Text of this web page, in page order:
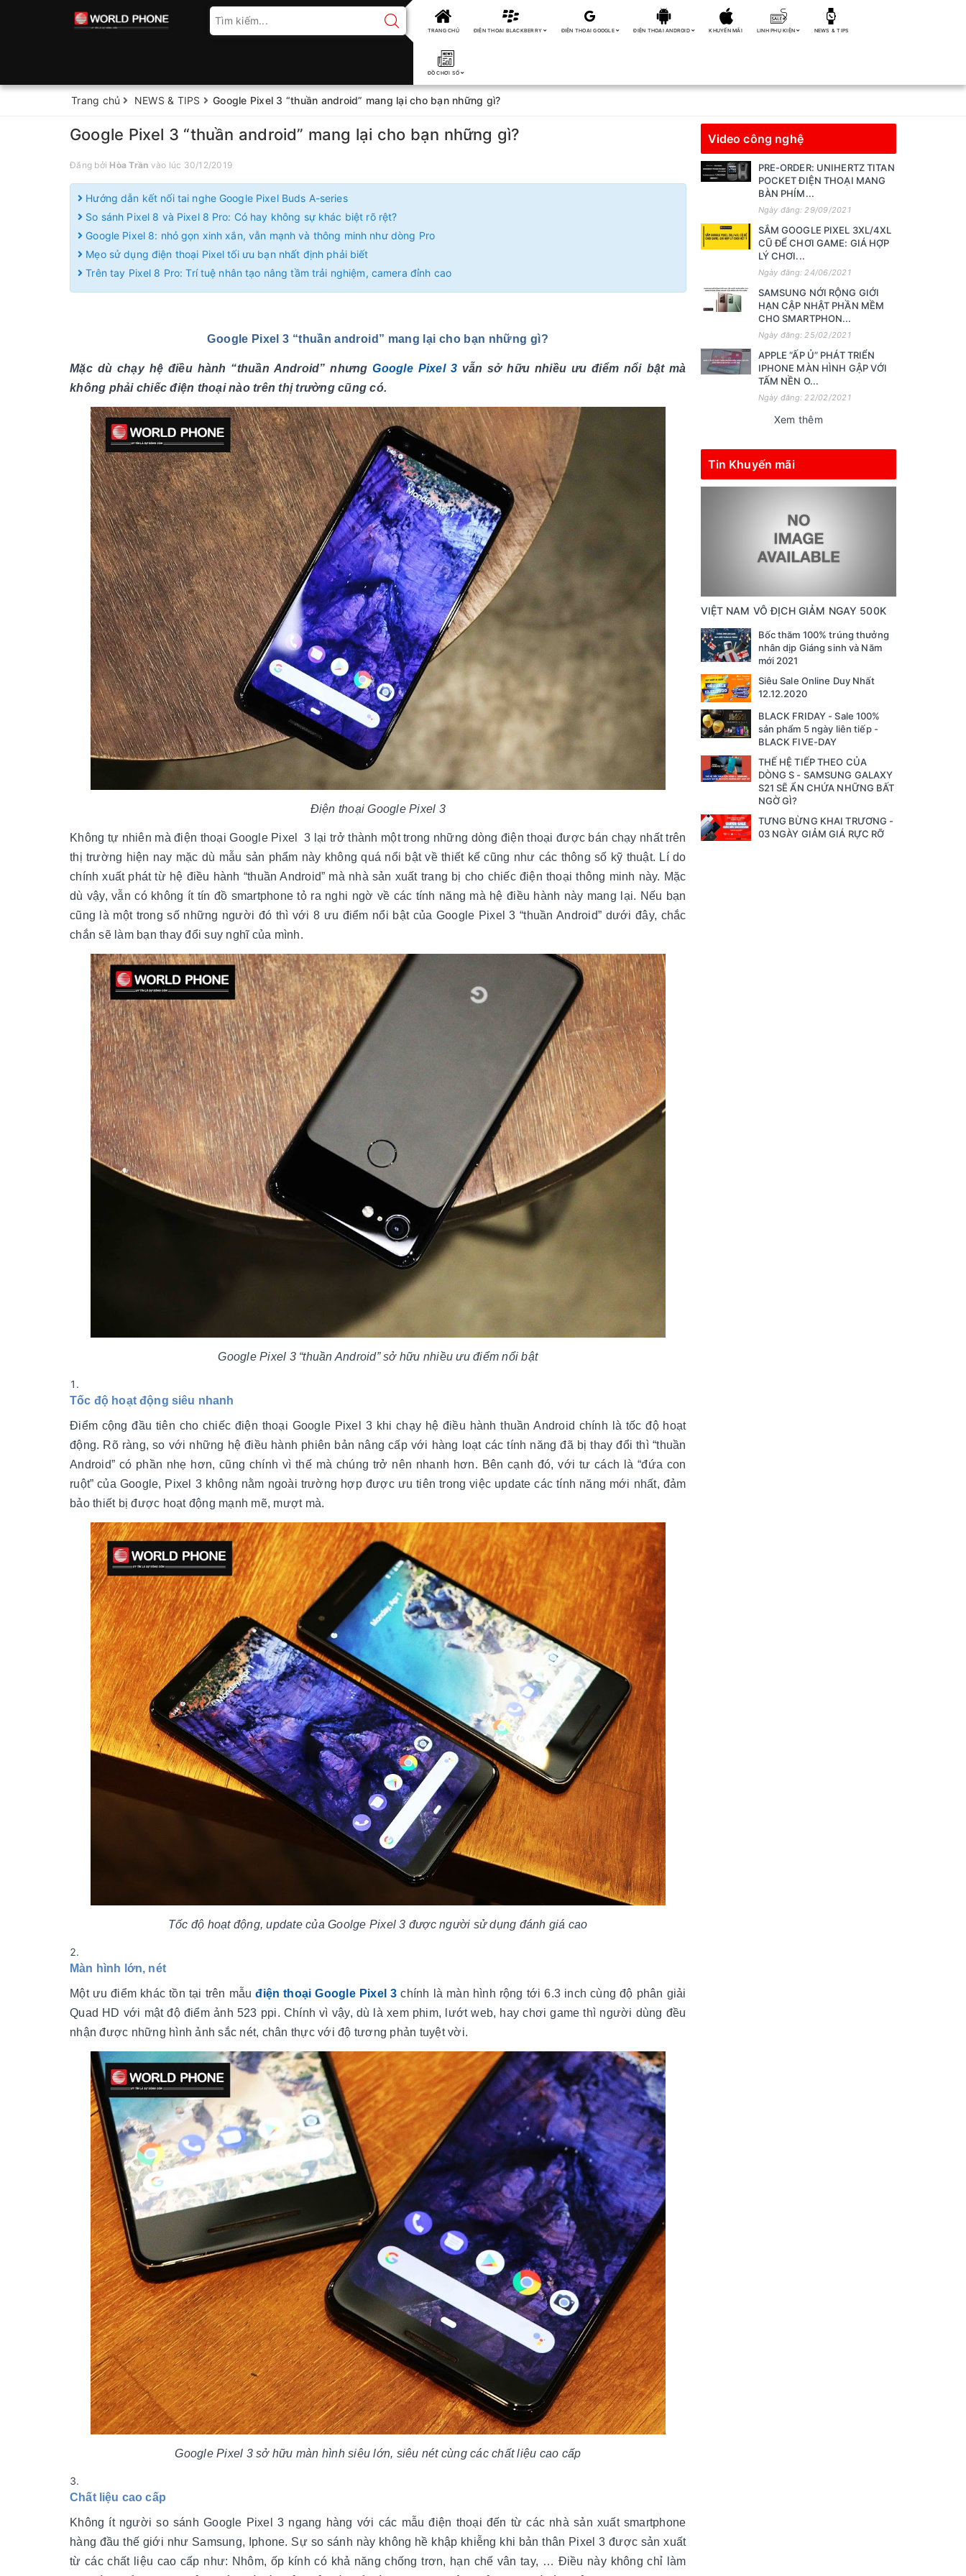
TRANG CHỦ ĐIỆN THOẠI BLACKBERRY ĐIỆN THOẠI GOOGLE ĐIỆN THOẠI ANDROID KHUYẾN MÃI LINH PHỤ KIỆN NEWS & TIPS
ĐỒ CHƠI SỐ
Trang chủ NEWS & TIPS Google Pixel 3 “thuần android” mang lại cho bạn những gì?
Google Pixel 3 “thuần android” mang lại cho bạn những gì?
Đăng bởi Hòa Trần vào lúc 30/12/2019
Hướng dẫn kết nối tai nghe Google Pixel Buds A-series
So sánh Pixel 8 và Pixel 8 Pro: Có hay không sự khác biệt rõ rệt?
Google Pixel 8: nhỏ gọn xinh xắn, vẫn mạnh và thông minh như dòng Pro
Mẹo sử dụng điện thoại Pixel tối ưu bạn nhất định phải biết
Trên tay Pixel 8 Pro: Trí tuệ nhân tạo nâng tầm trải nghiệm, camera đỉnh cao
Google Pixel 3 “thuần android” mang lại cho bạn những gì?
Mặc dù chạy hệ điều hành “thuần Android” nhưngGoogle Pixel 3vẫn sở hữu nhiều ưu điểm nổi bật mà
không phải chiếc điện thoại nào trên thị trường cũng có.
Điện thoại Google Pixel 3
Không tự nhiên mà điện thoại Google Pixel 3 lại trở thành một trong những dòng điện thoại được bán chạy nhất trên
thị trường hiện nay mặc dù mẫu sản phẩm này không quá nổi bật về thiết kế cũng như các thông số kỹ thuật. Lí do
chính xuất phát từ hệ điều hành “thuần Android” mà nhà sản xuất trang bị cho chiếc điện thoại thông minh này. Mặc
dù vậy, vẫn có không ít tín đồ smartphone tỏ ra nghi ngờ về các tính năng mà hệ điều hành này mang lại. Nếu bạn
cũng là một trong số những người đó thì với 8 ưu điểm nổi bật của Google Pixel 3 “thuần Android” dưới đây, chắc
chắn sẽ làm bạn thay đổi suy nghĩ của mình.
Google Pixel 3 “thuần Android” sở hữu nhiều ưu điểm nổi bật
Tốc độ hoạt động siêu nhanh
Điểm cộng đầu tiên cho chiếc điện thoại Google Pixel 3 khi chạy hệ điều hành thuần Android chính là tốc độ hoạt
động. Rõ ràng, so với những hệ điều hành phiên bản nâng cấp với hàng loạt các tính năng đã bị thay đổi thì “thuần
Android” có phần nhẹ hơn, cũng chính vì thế mà chúng trở nên nhanh hơn. Bên cạnh đó, với tư cách là “đứa con
ruột” của Google, Pixel 3 không nằm ngoài trường hợp được ưu tiên trong việc update các tính năng mới nhất, đảm
bảo thiết bị được hoạt động mạnh mẽ, mượt mà.
Tốc độ hoạt động, update của Goolge Pixel 3 được người sử dụng đánh giá cao
Màn hình lớn, nét
Một ưu điểm khác tồn tại trên mẫuđiện thoại Google Pixel 3 chính là màn hình rộng tới 6.3 inch cùng độ phân giải
Quad HD với mật độ điểm ảnh 523 ppi. Chính vì vậy, dù là xem phim, lướt web, hay chơi game thì người dùng đều
nhận được những hình ảnh sắc nét, chân thực với độ tương phản tuyệt vời.
Google Pixel 3 sở hữu màn hình siêu lớn, siêu nét cùng các chất liệu cao cấp
Chất liệu cao cấp
Không ít người so sánh Google Pixel 3 ngang hàng với các mẫu điện thoại đến từ các nhà sản xuất smartphone
hàng đầu thế giới như Samsung, Iphone. Sự so sánh này không hề khập khiễng khi bản thân Pixel 3 được sản xuất
từ các chất liệu cao cấp như: Nhôm, ốp kính có khả năng chống trơn, hạn chế vân tay, … Điều này không chỉ làm
Video công nghệ
PRE-ORDER: UNIHERTZ TITAN
POCKET ĐIỆN THOẠI MANG
BÀN PHÍM...
Ngày đăng: 29/09/2021
SẮM GOOGLE PIXEL 3XL/4XL
CŨ ĐỂ CHƠI GAME: GIÁ HỢP
LÝ CHƠI...
Ngày đăng: 24/06/2021
SAMSUNG NỚI RỘNG GIỚI
HẠN CẬP NHẬT PHẦN MỀM
CHO SMARTPHON...
Ngày đăng: 25/02/2021
APPLE “ẤP Ủ” PHÁT TRIỂN
IPHONE MÀN HÌNH GẬP VỚI
TẤM NỀN O...
Ngày đăng: 22/02/2021
Xem thêm
Tin Khuyến mãi
VIỆT NAM VÔ ĐỊCH GIẢM NGAY 500K
Bốc thăm 100% trúng thưởng
nhân dịp Giáng sinh và Năm
mới 2021
Siêu Sale Online Duy Nhất
12.12.2020
BLACK FRIDAY - Sale 100%
sản phẩm 5 ngày liên tiếp -
BLACK FIVE-DAY
THẾ HỆ TIẾP THEO CỦA
DÒNG S - SAMSUNG GALAXY
S21 SẼ ẨN CHỨA NHỮNG BẤT
NGỜ GÌ?
TƯNG BỪNG KHAI TRƯƠNG -
03 NGÀY GIẢM GIÁ RỰC RỠ